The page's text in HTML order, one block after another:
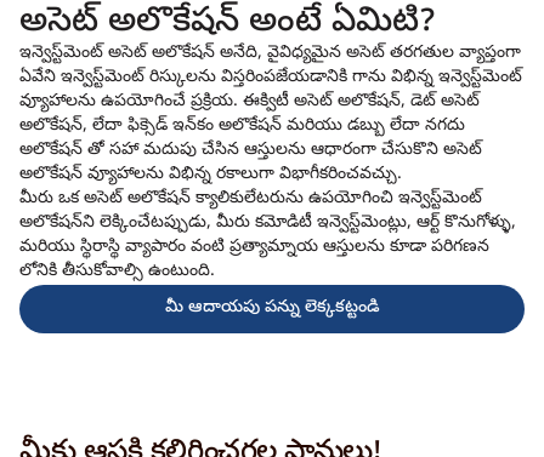
అసెట్ అలొకేషన్ అంటే ఏమిటి?
ఇన్వెస్ట్‌మెంట్ అసెట్ అలొకేషన్ అనేది, వైవిధ్యమైన అసెట్ తరగతుల వ్యాప్తంగా
ఏవేని ఇన్వెస్ట్‌మెంట్ రిస్కులను విస్తరింపజేయడానికి గాను విభిన్న ఇన్వెస్ట్‌మెంట్
వ్యూహాలను ఉపయోగించే ప్రక్రియ. ఈక్విటీ అసెట్ అలొకేషన్, డెట్ అసెట్
అలొకేషన్, లేదా ఫిక్సెడ్ ఇన్‌కం అలొకేషన్ మరియు డబ్బు లేదా నగదు
అలొకేషన్ తో సహా మదుపు చేసిన ఆస్తులను ఆధారంగా చేసుకొని అసెట్
అలొకేషన్ వ్యూహాలను విభిన్న రకాలుగా విభాగీకరించవచ్చు.
మీరు ఒక అసెట్ అలొకేషన్ క్యాలికులేటరును ఉపయోగించి ఇన్వెస్ట్‌మెంట్
అలొకేషన్‌ని లెక్కించేటప్పుడు, మీరు కమోడిటీ ఇన్వెస్ట్‌మెంట్లు, ఆర్ట్ కొనుగోళ్ళు,
మరియు స్థిరాస్థి వ్యాపారం వంటి ప్రత్యామ్నాయ ఆస్తులను కూడా పరిగణన
లోనికి తీసుకోవాల్సి ఉంటుంది.
మీ ఆదాయపు పన్ను లెక్కకట్టండి